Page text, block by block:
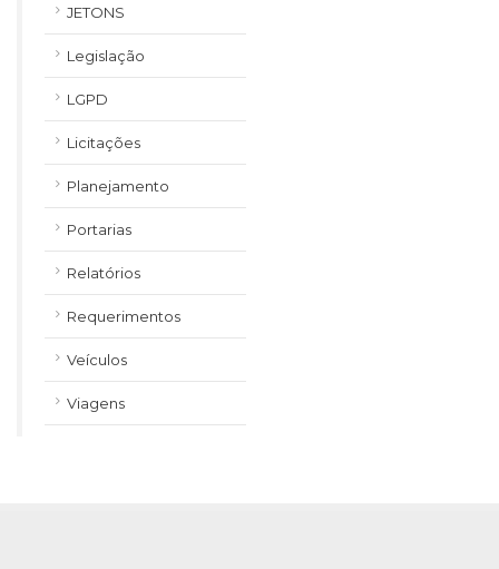
JETONS
Legislação
LGPD
Licitações
Planejamento
Portarias
Relatórios
Requerimentos
Veículos
Viagens